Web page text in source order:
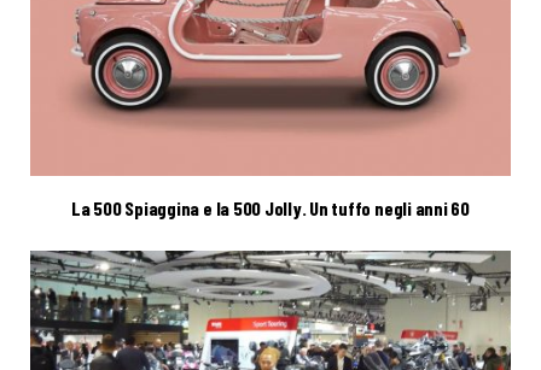
La 500 Spiaggina e la 500 Jolly. Un tuffo negli anni 60